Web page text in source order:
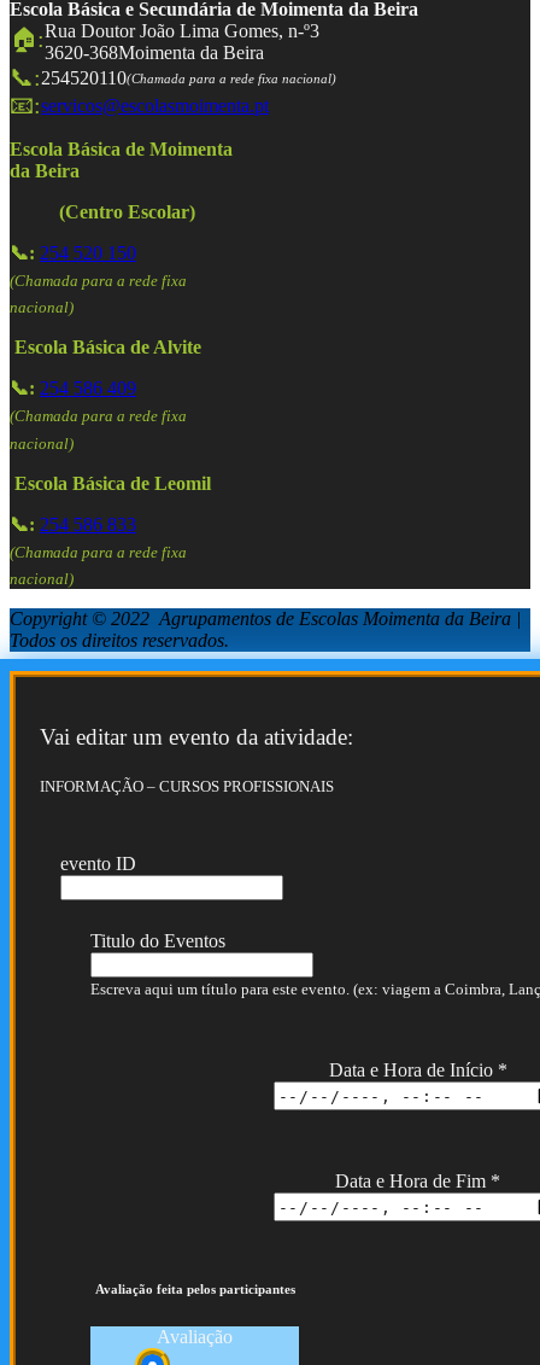
Escola Básica e Secundária de Moimenta da Beira
🏠:Rua Doutor João Lima Gomes, n-º3
3620-368Moimenta da Beira
📞:254520110(Chamada para a rede fixa nacional)
📧:servicos@escolasmoimenta.pt
Escola Básica de Moimenta
da Beira
(Centro Escolar)
📞: 254 520 150
(Chamada para a rede fixa
nacional)
Escola Básica de Alvite
📞: 254 586 409
(Chamada para a rede fixa
nacional)
Escola Básica de Leomil
📞: 254 586 833
(Chamada para a rede fixa
nacional)
Copyright © 2022 Agrupamentos de Escolas Moimenta da Beira |
Todos os direitos reservados.
Vai editar um evento da atividade:
INFORMAÇÃO – CURSOS PROFISSIONAIS
evento ID
Titulo do Eventos
Escreva aqui um título para este evento. (ex: viagem a Coimbra,
Data e Hora de Início *
Data e Hora de Fim *
Avaliação feita pelos participantes
Avaliação